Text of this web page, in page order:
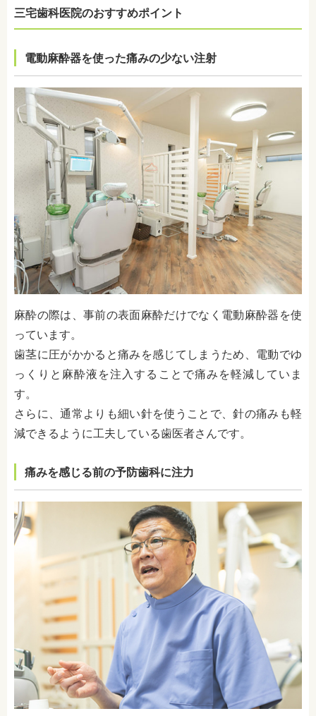
三宅歯科医院のおすすめポイント
電動麻酔器を使った痛みの少ない注射
麻酔の際は、事前の表面麻酔だけでなく電動麻酔器を使
っています。
歯茎に圧がかかると痛みを感じてしまうため、電動でゆ
っくりと麻酔液を注入することで痛みを軽減していま
す。
さらに、通常よりも細い針を使うことで、針の痛みも軽
減できるように工夫している歯医者さんです。
痛みを感じる前の予防歯科に注力